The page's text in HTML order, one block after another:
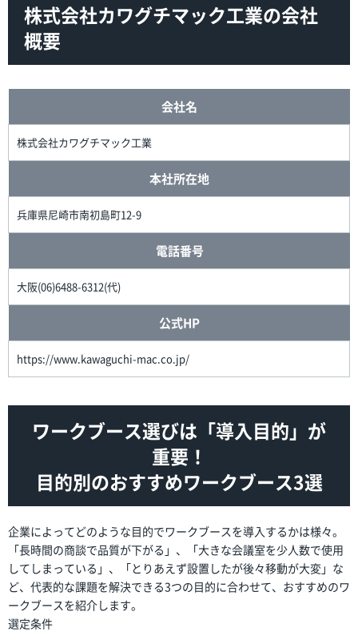
株式会社カワグチマック工業の会社
概要
会社名
株式会社カワグチマック工業
本社所在地
兵庫県尼崎市南初島町12-9
電話番号
大阪(06)6488-6312(代)
公式HP
https://www.kawaguchi-mac.co.jp/
ワークブース選びは「導入目的」が
重要！
目的別のおすすめワークブース3選
企業によってどのような目的でワークブースを導入するかは様々。
「長時間の商談で品質が下がる」、「大きな会議室を少人数で使用
してしまっている」、「とりあえず設置したが後々移動が大変」な
ど、代表的な課題を解決できる3つの目的に合わせて、おすすめのワ
ークブースを紹介します。
選定条件